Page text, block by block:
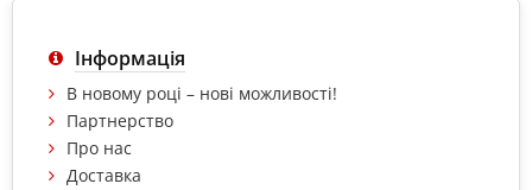
Інформація
В новому році – нові можливості!
Партнерство
Про нас
Доставка